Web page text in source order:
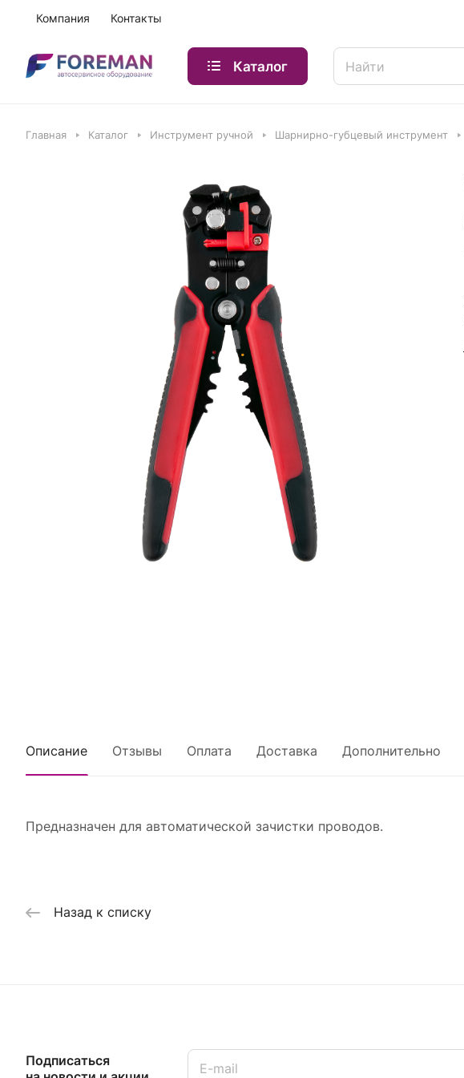
Компания Контакты
Каталог
Главная Каталог Инструмент ручной Шарнирно-губцевый инструмент
Описание Отзывы Оплата Доставка Дополнительно
Предназначен для автоматической зачистки проводов.
Назад к списку
Подписаться